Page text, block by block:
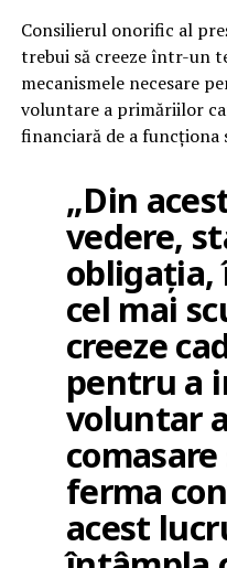
Consilierul onorific al
trebui să creeze într-un
mecanismele necesare
voluntare a primăriilor
financiară de a funcționa
„Din
vedere,
cel mai
creeze
pentru a
voluntar
ferma
acest